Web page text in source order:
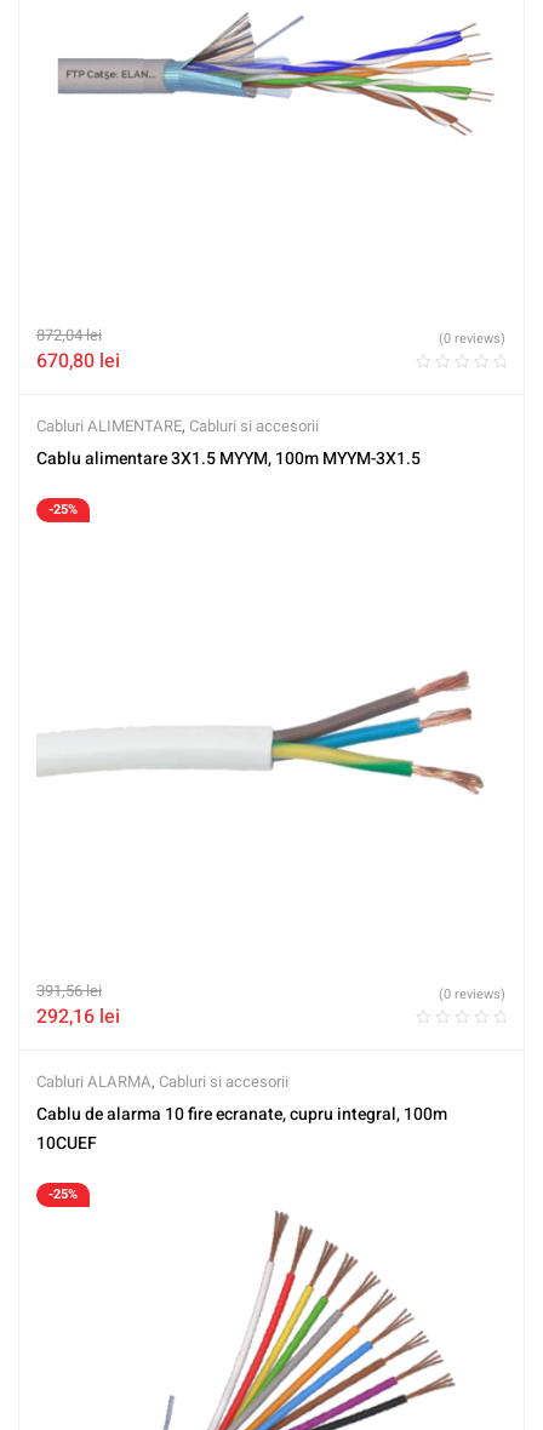
872,04lei
670,80 lei
(0 reviews)
Cabluri ALIMENTARE, Cabluri si accesorii
Cablu alimentare 3X1.5 MYYM, 100m MYYM-3X1.5
-25%
391,56lei
292,16 lei
(0 reviews)
Cabluri ALARMA, Cabluri si accesorii
Cablu de alarma 10 fire ecranate, cupru integral, 100m
10CUEF
-25%